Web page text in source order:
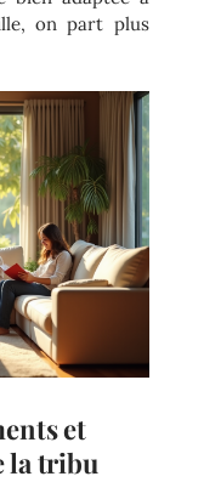
on part plus
et
la tribu